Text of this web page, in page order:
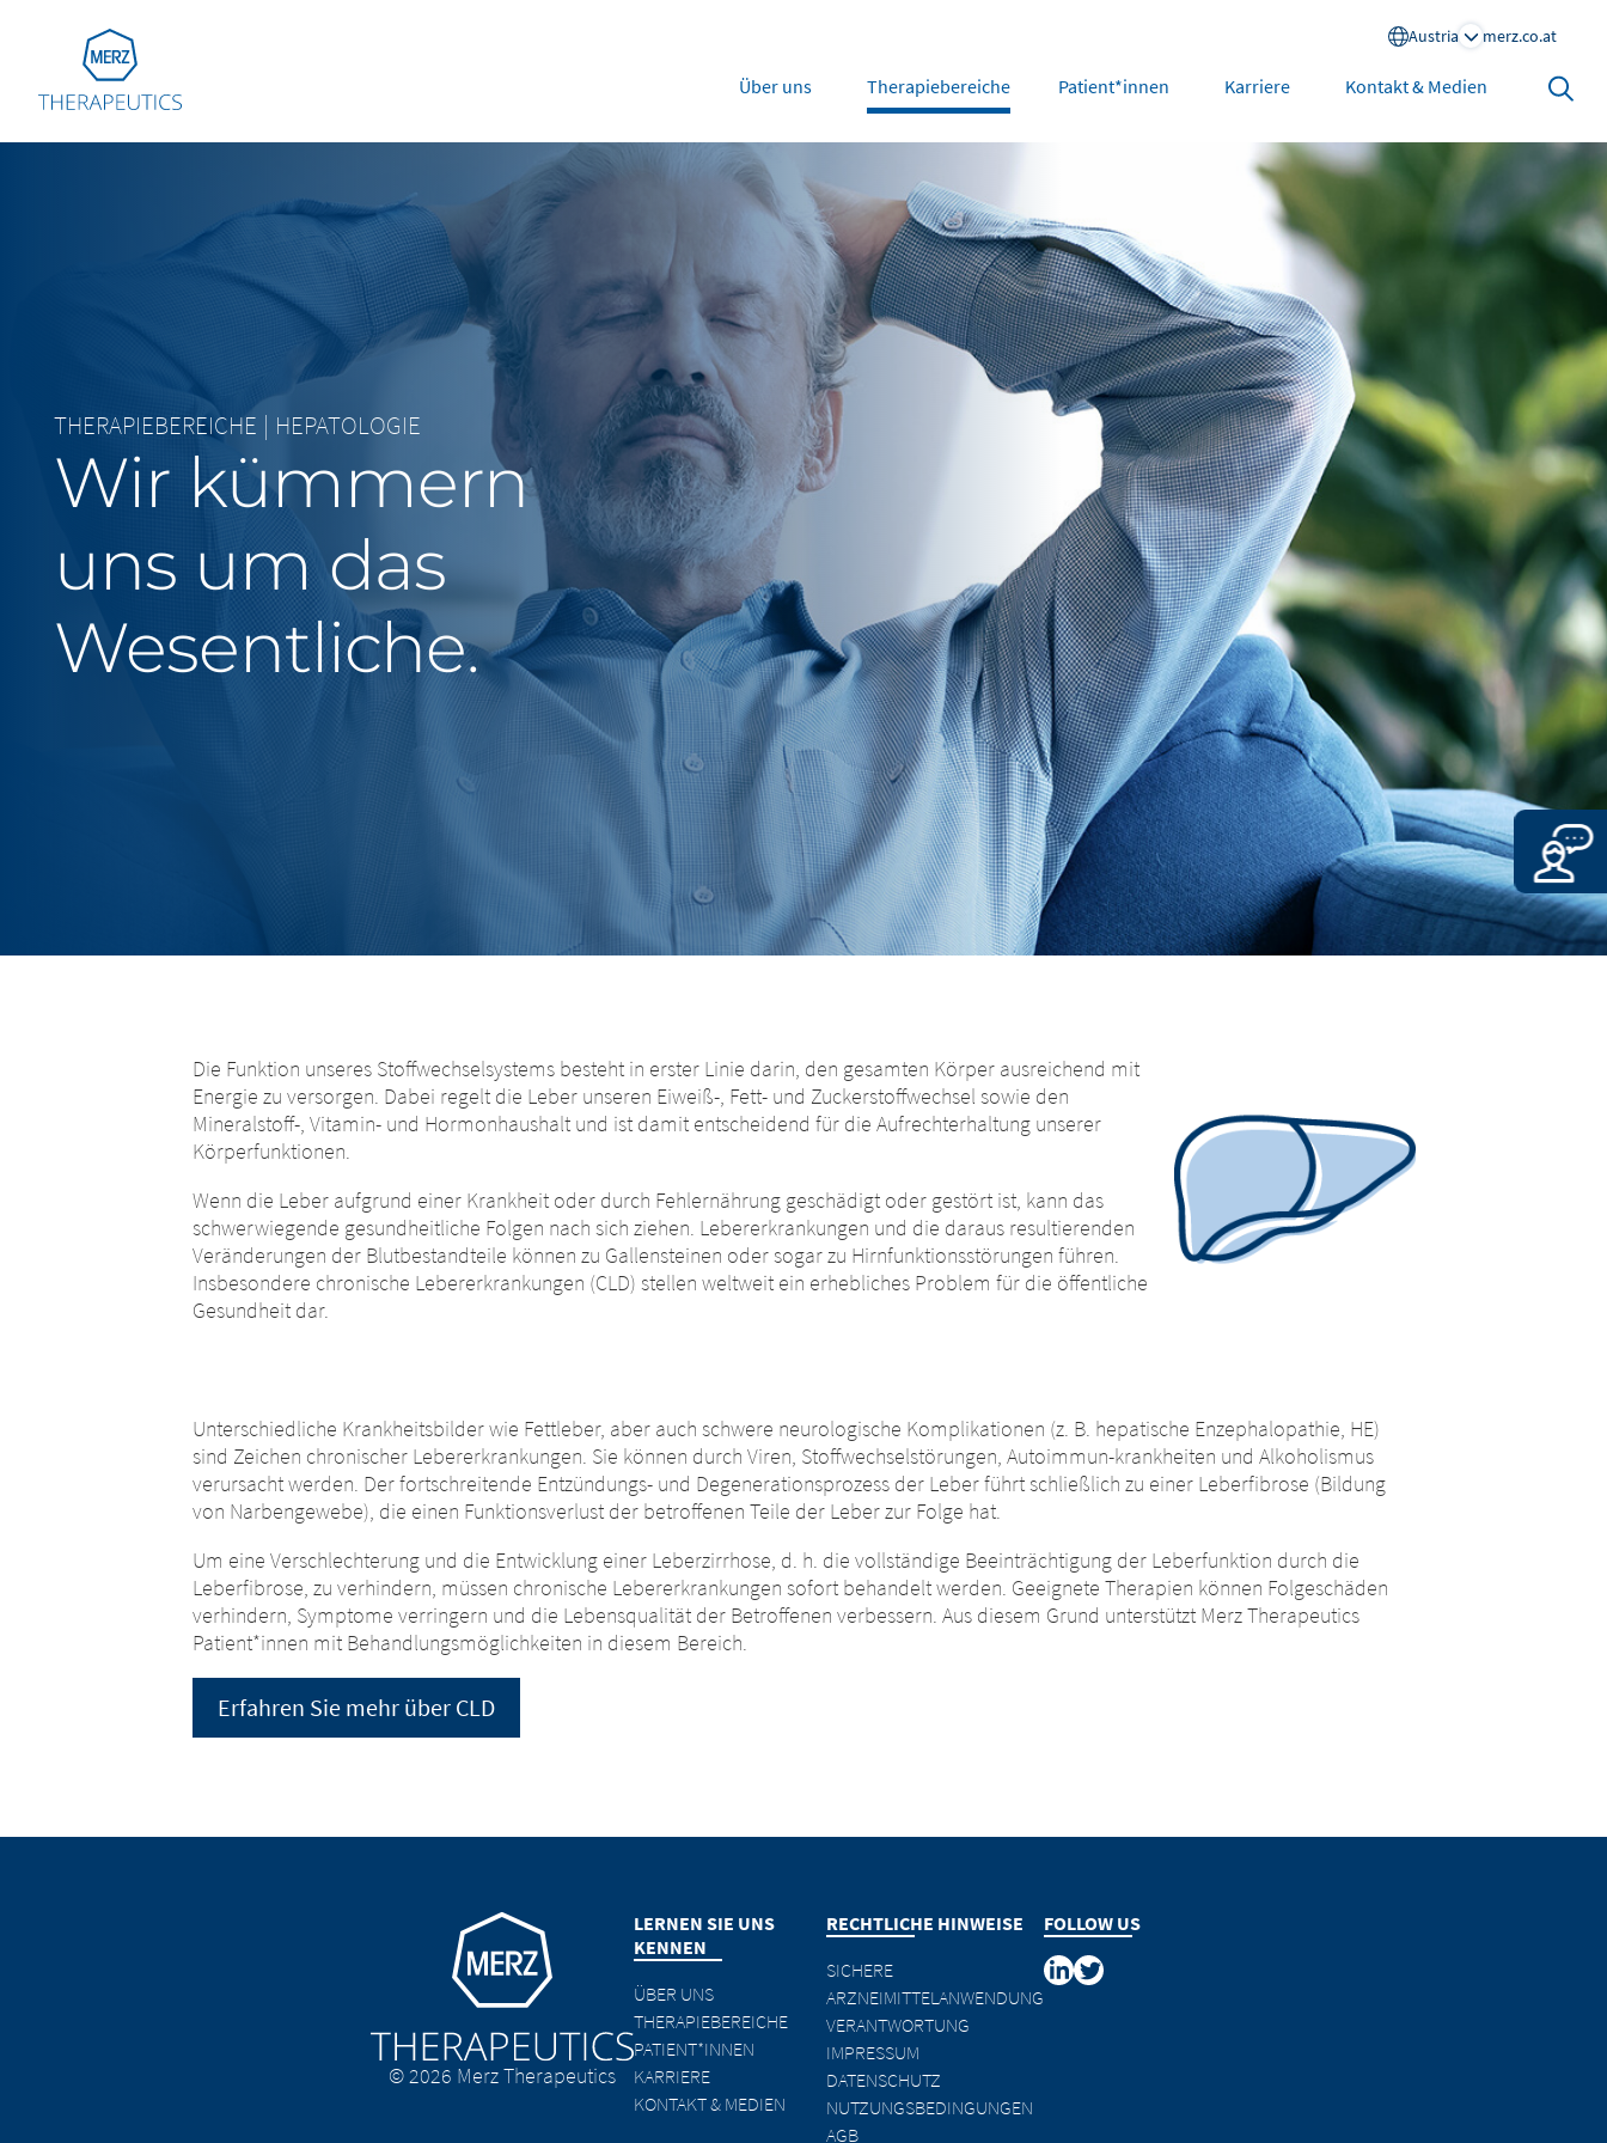
Go to Homepage Austria merz.co.at
Global Europe
Austria
Belgium
NL FR
France
Italy
Netherlands
Portugal
Russia
Spain
Switzerland
DE FR
Nordics
UK and Ireland
Middle East
Saudi Arabia
North America
United States
Über uns Therapiebereiche Patient*innen Karriere Kontakt & Medien Search
THERAPIEBEREICHE | HEPATOLOGIE
Wir kümmern
uns um das
Wesentliche.
Die Funktion unseres Stoffwechselsystems besteht in erster Linie darin, den gesamten Körper ausreichend mit
Energie zu versorgen. Dabei regelt die Leber unseren Eiweiß-, Fett- und Zuckerstoffwechsel sowie den
Mineralstoff-, Vitamin- und Hormonhaushalt und ist damit entscheidend für die Aufrechterhaltung unserer
Körperfunktionen.
Wenn die Leber aufgrund einer Krankheit oder durch Fehlernährung geschädigt oder gestört ist, kann das
schwerwiegende gesundheitliche Folgen nach sich ziehen. Lebererkrankungen und die daraus resultierenden
Veränderungen der Blutbestandteile können zu Gallensteinen oder sogar zu Hirnfunktionsstörungen führen.
Insbesondere chronische Lebererkrankungen (CLD) stellen weltweit ein erhebliches Problem für die öffentliche
Gesundheit dar.
Unterschiedliche Krankheitsbilder wie Fettleber, aber auch schwere neurologische Komplikationen (z. B. hepatische Enzephalopathie, HE)
sind Zeichen chronischer Lebererkrankungen. Sie können durch Viren, Stoffwechselstörungen, Autoimmun-krankheiten und Alkoholismus
verursacht werden. Der fortschreitende Entzündungs- und Degenerationsprozess der Leber führt schließlich zu einer Leberfibrose (Bildung
von Narbengewebe), die einen Funktionsverlust der betroffenen Teile der Leber zur Folge hat.
Um eine Verschlechterung und die Entwicklung einer Leberzirrhose, d. h. die vollständige Beeinträchtigung der Leberfunktion durch die
Leberfibrose, zu verhindern, müssen chronische Lebererkrankungen sofort behandelt werden. Geeignete Therapien können Folgeschäden
verhindern, Symptome verringern und die Lebensqualität der Betroffenen verbessern. Aus diesem Grund unterstützt Merz Therapeutics
Patient*innen mit Behandlungsmöglichkeiten in diesem Bereich.
Erfahren Sie mehr über CLD
Go to homepage
© 2026 Merz Therapeutics
LERNEN SIE UNS
KENNEN
ÜBER UNS
THERAPIEBEREICHE
PATIENT*INNEN
KARRIERE
KONTAKT & MEDIEN
RECHTLICHE HINWEISE
SICHERE
ARZNEIMITTELANWENDUNG
VERANTWORTUNG
IMPRESSUM
DATENSCHUTZ
NUTZUNGSBEDINGUNGEN
AGB
FOLLOW US
Sie verlassen nun diese Website. Bezüglich der Inhalte der folgenden Website und der dort eingerichteten Hyperlinks zu anderen
Websites hat die Merz Pharma Austria GmbH keinerlei Kontrollmöglichkeiten. Die Merz Pharma Austria GmbH übernimmt keine
Verantwortung für die Inhalte dieser Websites oder die Folgen ihrer Nutzung durch Besucher*innen. Wir bitten Sie jedoch, uns
unverzüglich über rechtswidrige Inhalte auf den verlinkten Websites zu unterrichten.
EXIT
Sie verlassen nun diese Website. Die Inhalte der folgenden Websites, die von der
Muttergesellschaft oder einem anderen verbundenen Unternehmen betrieben werden,
Pharma Austria GmbH übernimmt keinerlei Verantwortung für die Inhalte dieser
Websites oder für die Folgen ihrer Nutzung durch Besucher*innen. Wir bitten Sie jedoch,
uns unverzüglich über rechtswidrige Inhalte auf den verlinkten Websites zu unterrichten.